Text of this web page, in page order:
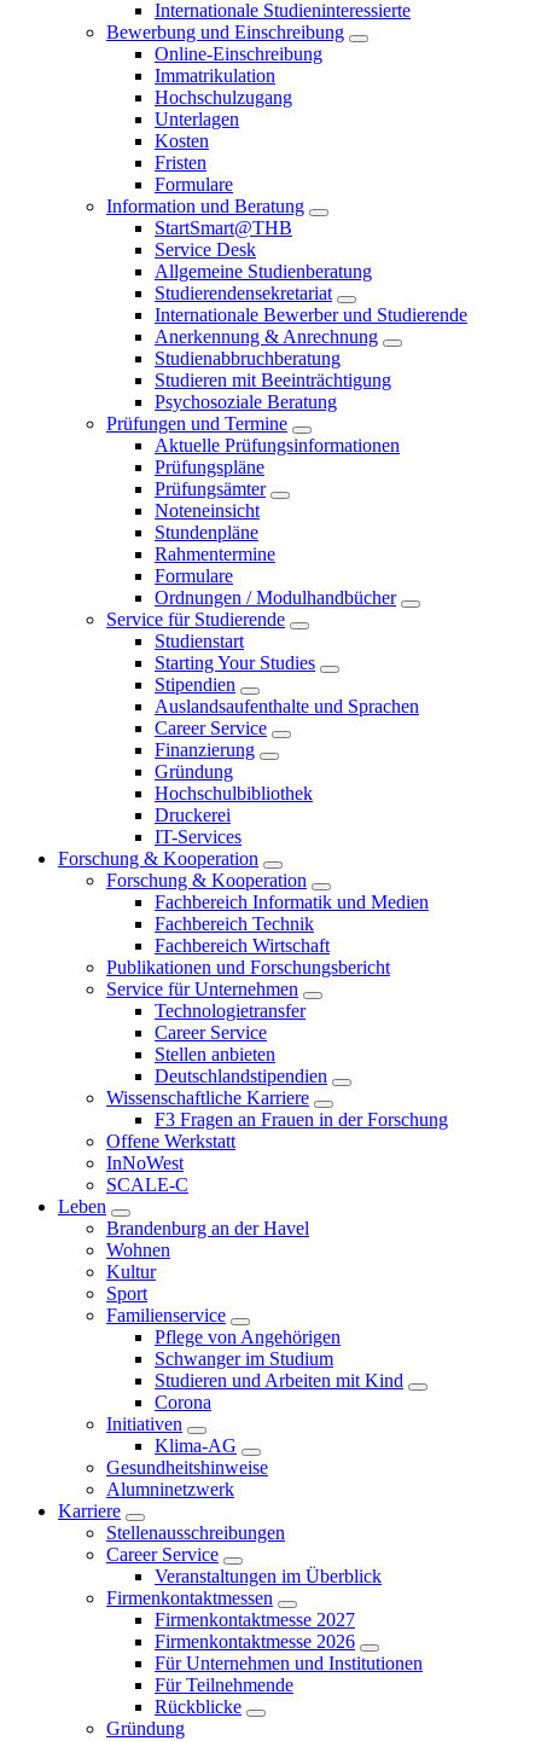
Internationale Studieninteressierte
Bewerbung und Einschreibung
Online-Einschreibung
Immatrikulation
Hochschulzugang
Unterlagen
Kosten
Fristen
Formulare
Information und Beratung
StartSmart@THB
Service Desk
Allgemeine Studienberatung
Studierendensekretariat
Internationale Bewerber und Studierende
Anerkennung & Anrechnung
Studienabbruchberatung
Studieren mit Beeinträchtigung
Psychosoziale Beratung
Prüfungen und Termine
Aktuelle Prüfungsinformationen
Prüfungspläne
Prüfungsämter
Noteneinsicht
Stundenpläne
Rahmentermine
Formulare
Ordnungen / Modulhandbücher
Service für Studierende
Studienstart
Starting Your Studies
Stipendien
Auslandsaufenthalte und Sprachen
Career Service
Finanzierung
Gründung
Hochschulbibliothek
Druckerei
IT-Services
Forschung & Kooperation
Forschung & Kooperation
Fachbereich Informatik und Medien
Fachbereich Technik
Fachbereich Wirtschaft
Publikationen und Forschungsbericht
Service für Unternehmen
Technologietransfer
Career Service
Stellen anbieten
Deutschlandstipendien
Wissenschaftliche Karriere
F3 Fragen an Frauen in der Forschung
Offene Werkstatt
InNoWest
SCALE-C
Leben
Brandenburg an der Havel
Wohnen
Kultur
Sport
Familienservice
Pflege von Angehörigen
Schwanger im Studium
Studieren und Arbeiten mit Kind
Corona
Initiativen
Klima-AG
Gesundheitshinweise
Alumninetzwerk
Karriere
Stellenausschreibungen
Career Service
Veranstaltungen im Überblick
Firmenkontaktmessen
Firmenkontaktmesse 2027
Firmenkontaktmesse 2026
Für Unternehmen und Institutionen
Für Teilnehmende
Rückblicke
Gründung